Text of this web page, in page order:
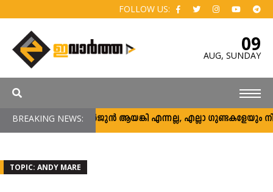
FOLLOW US:
09
AUG, SUNDAY
BREAKING NEWS:അര്‍ജുന്‍ ആയങ്കി എന്നല്ല, എല്ലാ ഗുണ്ടകളേയും
TOPIC: ANDY MARE